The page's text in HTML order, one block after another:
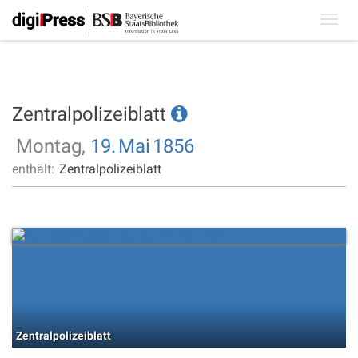
Zentralpolizeiblatt
Montag, 19. Mai 1856
enthält: Zentralpolizeiblatt
Zentralpolizeiblatt